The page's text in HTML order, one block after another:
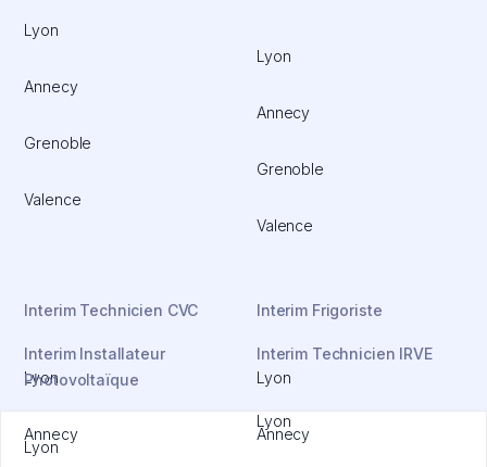
Lyon
Annecy
Grenoble
Valence
Lyon
Annecy
Grenoble
Valence
Interim Technicien CVC
Lyon
Annecy
Interim Frigoriste
Lyon
Annecy
Interim Installateur
Photovoltaïque
Lyon
Interim Technicien IRVE
Lyon